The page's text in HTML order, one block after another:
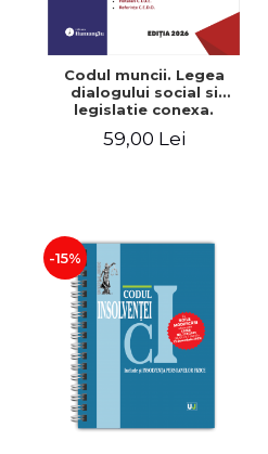
Codul muncii. Legea
dialogului social si
legislatie conexa.
2026 - Marius Eftimie
59,00 Lei
-15%